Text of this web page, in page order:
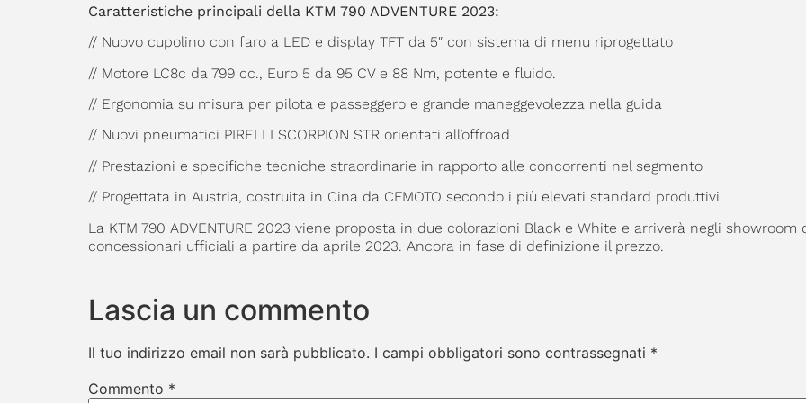
Caratteristiche principali della KTM 790 ADVENTURE 2023:
// Nuovo cupolino con faro a LED e display TFT da 5″ con sistema di menu riprogettato
// Motore LC8c da 799 cc., Euro 5 da 95 CV e 88 Nm, potente e fluido.
// Ergonomia su misura per pilota e passeggero e grande maneggevolezza nella guida
// Nuovi pneumatici PIRELLI SCORPION STR orientati all’offroad
// Prestazioni e specifiche tecniche straordinarie in rapporto alle concorrenti nel segmento
// Progettata in Austria, costruita in Cina da CFMOTO secondo i più elevati standard produttivi
La KTM 790 ADVENTURE 2023 viene proposta in due colorazioni Black e White e arriverà negli showroom
concessionari ufficiali a partire da aprile 2023. Ancora in fase di definizione il prezzo.
Lascia un commento
Il tuo indirizzo email non sarà pubblicato. I campi obbligatori sono contrassegnati *
Commento *